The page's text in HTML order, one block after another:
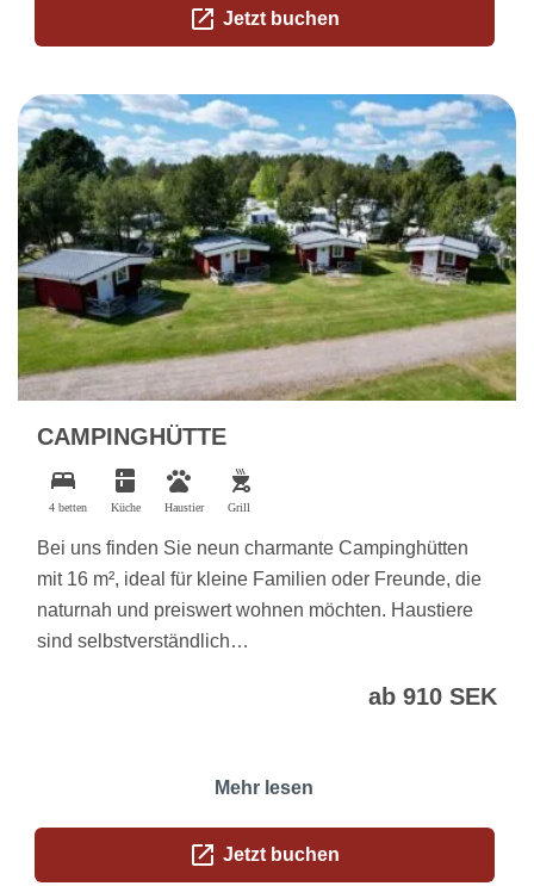
open_in_new Jetzt buchen
CAMPINGHÜTTE
bed
4 betten
kitchen
Küche
pets
Haustier
outdoor_grill
Grill
Bei uns finden Sie neun charmante Campinghütten
mit 16 m², ideal für kleine Familien oder Freunde, die
naturnah und preiswert wohnen möchten. Haustiere
sind selbstverständlich…
ab 910 SEK
Mehr lesen
open_in_new Jetzt buchen